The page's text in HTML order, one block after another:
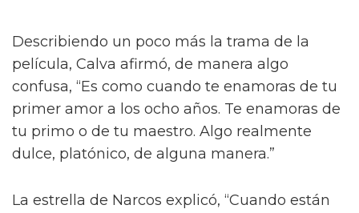
Describiendo un poco más la trama de la
película, Calva afirmó, de manera algo
confusa, “Es como cuando te enamoras de tu
primer amor a los ocho años. Te enamoras de
tu primo o de tu maestro. Algo realmente
dulce, platónico, de alguna manera.”
La estrella de Narcos explicó, “Cuando están